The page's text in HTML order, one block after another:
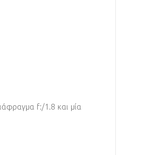
f:/1.8 και μία